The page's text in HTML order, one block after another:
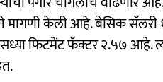
मागणी केली आहे. बेसिक
फिटमेंट फॅक्टर २.५७ आहे.